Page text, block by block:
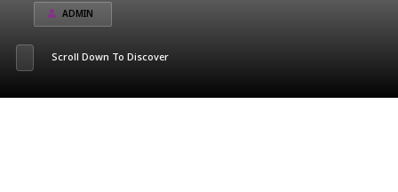
ADMIN
Scroll Down To Discover